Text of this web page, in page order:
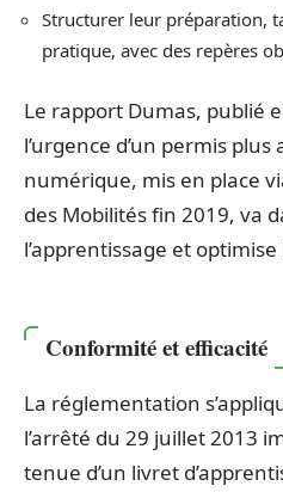
Structurer leur préparation,
pratique, avec des repères
Le rapport Dumas, publié
l’urgence d’un permis plus
numérique, mis en place
des Mobilités fin 2019, va
l’apprentissage et
Conformité et efficacité
La réglementation
l’arrêté du 29 juillet 2013
tenue d’un livret